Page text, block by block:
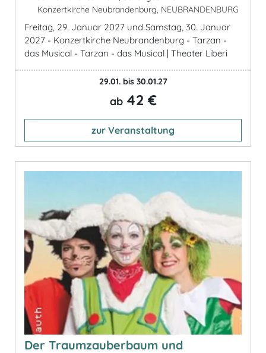
Konzertkirche Neubrandenburg, NEUBRANDENBURG
Freitag, 29. Januar 2027 und Samstag, 30. Januar
2027 - Konzertkirche Neubrandenburg - Tarzan -
das Musical - Tarzan - das Musical | Theater Liberi
29.01. bis 30.01.27
ab 42 €
zur Veranstaltung
Der Traumzauberbaum und